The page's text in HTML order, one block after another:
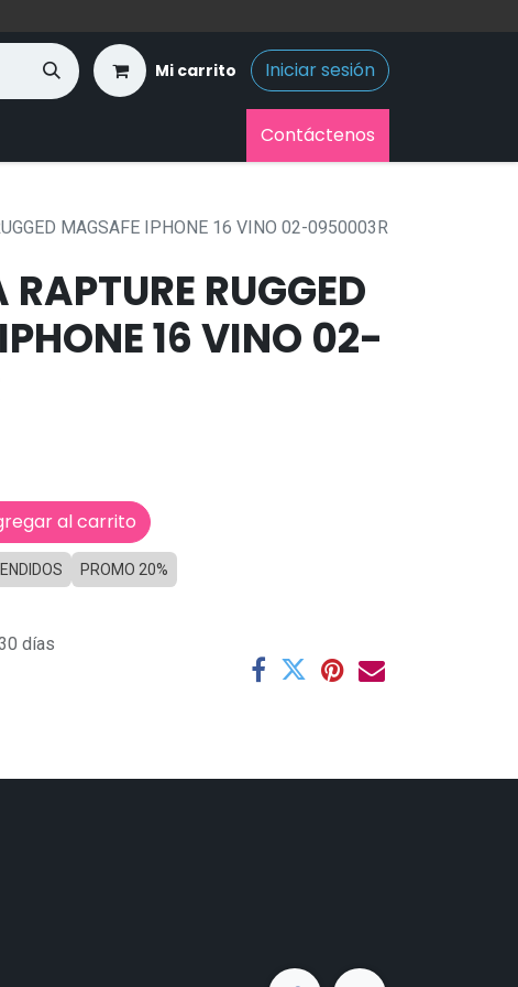
Mi carrito Iniciar sesión
Contáctenos
MAGSAFE IPHONE 16 VINO 02-0950003R
RUGGED
16 VINO 02-
al carrito
PROMO 20%
días